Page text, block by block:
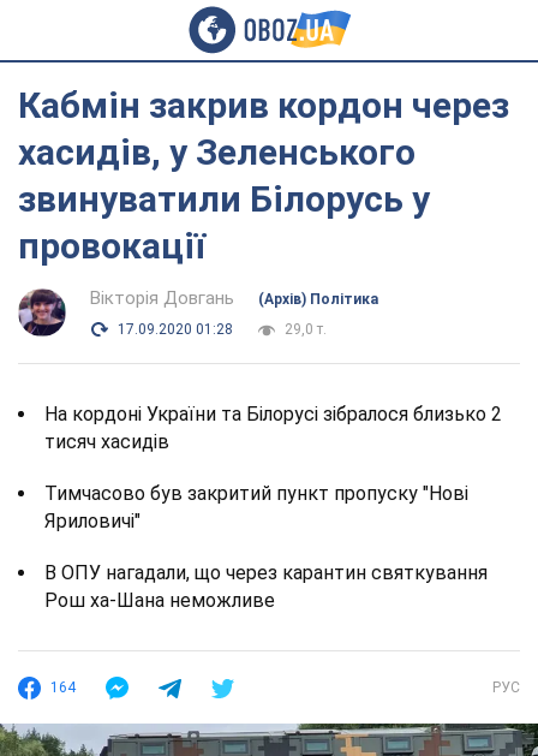
Кабмін закрив кордон через
хасидів, у Зеленського
звинуватили Білорусь у
провокації
Вікторія Довгань
(Архів) Політика
17.09.2020 01:28
29,0 т.
На кордоні України та Білорусі зібралося близько 2
тисяч хасидів
Тимчасово був закритий пункт пропуску "Нові
Яриловичі"
В ОПУ нагадали, що через карантин святкування
Рош ха-Шана неможливе
164 РУС